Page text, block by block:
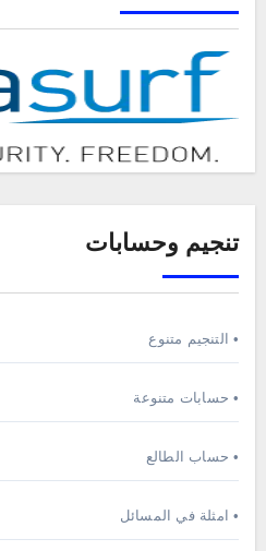
تنجيم وحسابات
• التنجيم متنوع
• حسابات متنوعة
• حساب الطالع
• امثلة في المسائل